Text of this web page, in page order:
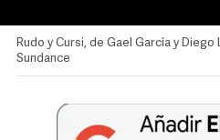
Rudo y Cursi, de Gael García y Diego
Sundance